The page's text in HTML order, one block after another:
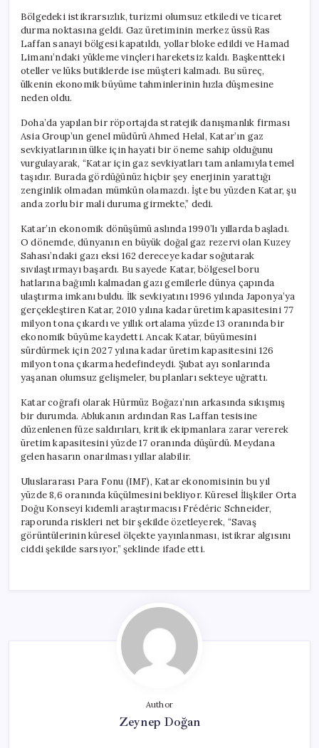
Bölgedeki istikrarsızlık, turizmi olumsuz etkiledi ve ticaret
durma noktasına geldi. Gaz üretiminin merkez üssü Ras
Laffan sanayi bölgesi kapatıldı, yollar bloke edildi ve Hamad
Limanı’ndaki yükleme vinçleri hareketsiz kaldı. Başkentteki
oteller ve lüks butiklerde ise müşteri kalmadı. Bu süreç,
ülkenin ekonomik büyüme tahminlerinin hızla düşmesine
neden oldu.
Doha’da yapılan bir röportajda stratejik danışmanlık firması
Asia Group’un genel müdürü Ahmed Helal, Katar’ın gaz
sevkiyatlarının ülke için hayati bir öneme sahip olduğunu
vurgulayarak, “Katar için gaz sevkiyatları tam anlamıyla temel
taşıdır. Burada gördüğünüz hiçbir şey enerjinin yarattığı
zenginlik olmadan mümkün olamazdı. İşte bu yüzden Katar, şu
anda zorlu bir mali duruma girmekte,” dedi.
Katar’ın ekonomik dönüşümü aslında 1990’lı yıllarda başladı.
O dönemde, dünyanın en büyük doğal gaz rezervi olan Kuzey
Sahası’ndaki gazı eksi 162 dereceye kadar soğutarak
sıvılaştırmayı başardı. Bu sayede Katar, bölgesel boru
hatlarına bağımlı kalmadan gazı gemilerle dünya çapında
ulaştırma imkanı buldu. İlk sevkiyatını 1996 yılında Japonya’ya
gerçekleştiren Katar, 2010 yılına kadar üretim kapasitesini 77
milyon tona çıkardı ve yıllık ortalama yüzde 13 oranında bir
ekonomik büyüme kaydetti. Ancak Katar, büyümesini
sürdürmek için 2027 yılına kadar üretim kapasitesini 126
milyon tona çıkarma hedefindeydi. Şubat ayı sonlarında
yaşanan olumsuz gelişmeler, bu planları sekteye uğrattı.
Katar coğrafi olarak Hürmüz Boğazı’nın arkasında sıkışmış
bir durumda. Ablukanın ardından Ras Laffan tesisine
düzenlenen füze saldırıları, kritik ekipmanlara zarar vererek
üretim kapasitesini yüzde 17 oranında düşürdü. Meydana
gelen hasarın onarılması yıllar alabilir.
Uluslararası Para Fonu (IMF), Katar ekonomisinin bu yıl
yüzde 8,6 oranında küçülmesini bekliyor. Küresel İlişkiler Orta
Doğu Konseyi kıdemli araştırmacısı Frédéric Schneider,
raporunda riskleri net bir şekilde özetleyerek, “Savaş
görüntülerinin küresel ölçekte yayınlanması, istikrar algısını
ciddi şekilde sarsıyor,” şeklinde ifade etti.
Author
Zeynep Doğan